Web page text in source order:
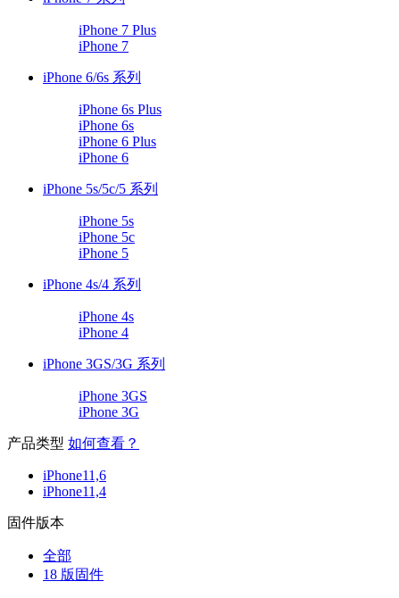
iPhone 7 Plus
iPhone 7
iPhone 6/6s 系列
iPhone 6s Plus
iPhone 6s
iPhone 6 Plus
iPhone 6
iPhone 5s/5c/5 系列
iPhone 5s
iPhone 5c
iPhone 5
iPhone 4s/4 系列
iPhone 4s
iPhone 4
iPhone 3GS/3G 系列
iPhone 3GS
iPhone 3G
产品类型 如何查看？
iPhone11,6
iPhone11,4
固件版本
全部
18 版固件